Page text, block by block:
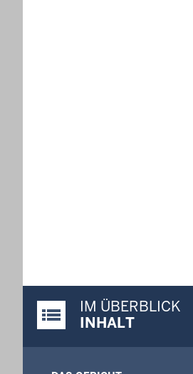
Justiz-Portal im Überblick:
IM ÜBERBLICK
INHALT